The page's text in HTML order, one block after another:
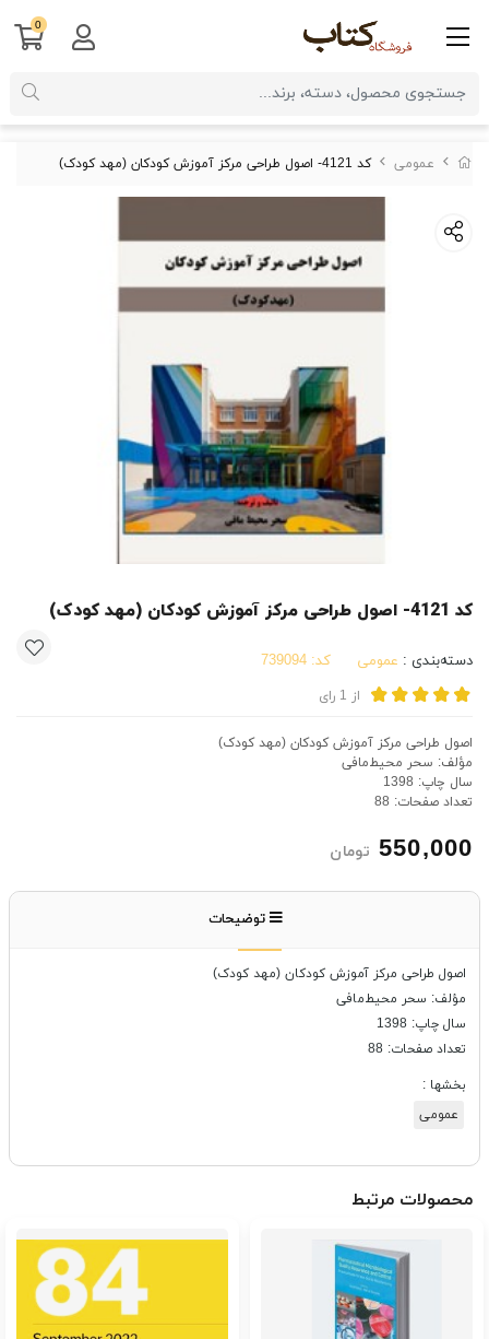
عمومی کد 4121- اصول طراحی مرکز آموزش کودکان (مهد کودک)
کد 4121- اصول طراحی مرکز آموزش کودکان (مهد کودک)
دسته‌بندی : عمومی کد:
از 1 رای
اصول طراحی مرکز آموزش کودکان (مهد کودک)
مؤلف: سحر محیط‌مافی
سال چاپ: 1398
تعداد صفحات: 88
550,000 تومان
توضیحات
اصول طراحی مرکز آموزش کودکان (مهد کودک)
مؤلف: سحر محیط‌مافی
سال چاپ: 1398
تعداد صفحات: 88
بخشها :
عمومی
محصولات مرتبط
0